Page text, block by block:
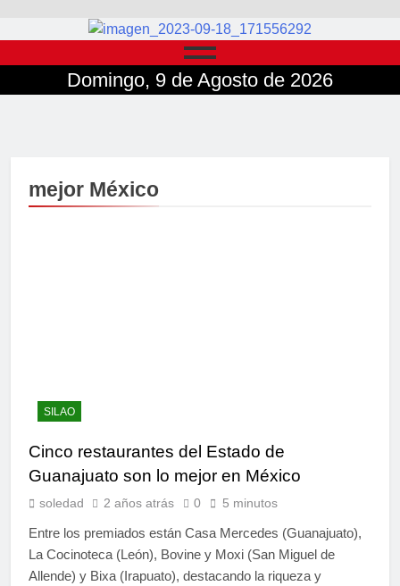
Domingo, 9 de Agosto de 2026
mejor México
SILAO
Cinco restaurantes del Estado de
Guanajuato son lo mejor en México
soledad 2 años atrás 0 5 minutos
Entre los premiados están Casa Mercedes (Guanajuato),
La Cocinoteca (León), Bovine y Moxi (San Miguel de
Allende) y Bixa (Irapuato), destacando la riqueza y